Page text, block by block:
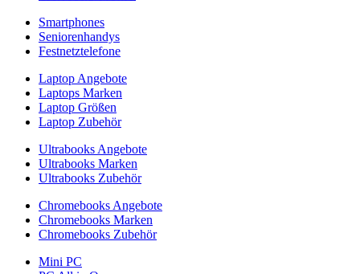
Smartphones
Seniorenhandys
Festnetztelefone
Laptop Angebote
Laptops Marken
Laptop Größen
Laptop Zubehör
Ultrabooks Angebote
Ultrabooks Marken
Ultrabooks Zubehör
Chromebooks Angebote
Chromebooks Marken
Chromebooks Zubehör
Mini PC